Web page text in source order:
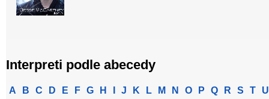
Interpreti podle abecedy
A B C D E F G H J K L M N O P Q R S T U